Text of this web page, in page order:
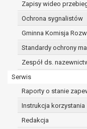
Zapisy wideo
Ochrona sygnalistów
Gminna Komisja
Standardy ochrony
Zespół ds.
Serwis
Raporty o stanie
Instrukcja korzystania
Redakcja
z